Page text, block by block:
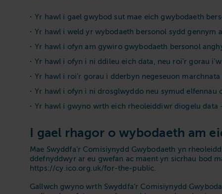
Yr hawl i gael gwybod sut mae eich gwybodaeth
Yr hawl i weld yr wybodaeth bersonol sydd gennym
Yr hawl i ofyn am gywiro gwybodaeth bersonol
Yr hawl i ofyn i ni ddileu eich data, neu roi’r gorau
Yr hawl i roi’r gorau i dderbyn negeseuon
Yr hawl i ofyn i ni drosglwyddo neu symud elfennau
Yr hawl i gwyno wrth eich rheoleiddiwr diogelu data
I gael rhagor o wybodaeth am
Mae Swyddfa’r Comisiynydd Gwybodaeth yn
ddefnyddwyr ar eu gwefan ac maent yn sicrhau bod
https://cy.ico.org.uk/for-the-public.
Gallwch gwyno wrth Swyddfa’r Comisiynydd